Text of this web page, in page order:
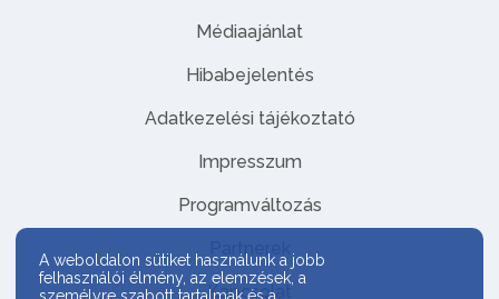
Médiaajánlat
Hibabejelentés
Adatkezelési tájékoztató
Impresszum
Programváltozás
Partnerek
Kapcsolat
A weboldalon sütiket használunk a jobb
felhasználói élmény, az elemzések, a